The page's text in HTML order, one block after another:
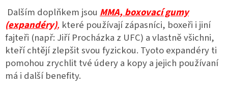
Dalším doplňkem jsou MMA, boxovací gumy
(expandéry), které používají zápasníci, boxeři i jiní
fajteři (např: Jiří Procházka z UFC) a vlastně všichni,
kteří chtějí zlepšit svou fyzickou. Tyoto expandéry ti
pomohou zrychlit tvé údery a kopy a jejich používaní
má i další benefity.